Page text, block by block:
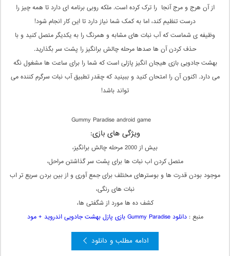
از آن هرج و مرج آنجا را ترک کرده است. ملکه روبی برنامه ای دارد تا همه چیز را
درست تنظیم کند، اما به کمک شما نیاز دارد تا این کار انجام شود!
وظیفه ی شماست که آب نبات های مشابه و همرنگ را به یکدیگر متصل کنید و با
حذف کردن آن ها صدها مرحله چالش برانگیز را پشت سر بگذارید.
بهشت جادویی ​​بازی هیجان انگیز پازلی است که شما را برای ساعت ها مشغول نگه
می دارد. اکنون آن را امتحان کنید و ببینید که چقدر تطبیق آب نبات سرگرم کننده می
تواند باشد!
Gummy Paradise android game
ویژگی های بازی:
بیش از 2000 مرحله چالش برانگیز،
متصل کردن اب نبات ها برای پشت سر گذاشتن مراحل،
موجود بودن قدرت ها و بوسترهای مختلف برای جمع آوری و از بین بردن سریع تر اب
نبات های رنگی،
کشف ده ها مورد از شگفتی ها،
منبع :دانلود Gummy Paradise بازی پازل بهشت جادویی اندروید + مود
ادامه مطلب و دانلود